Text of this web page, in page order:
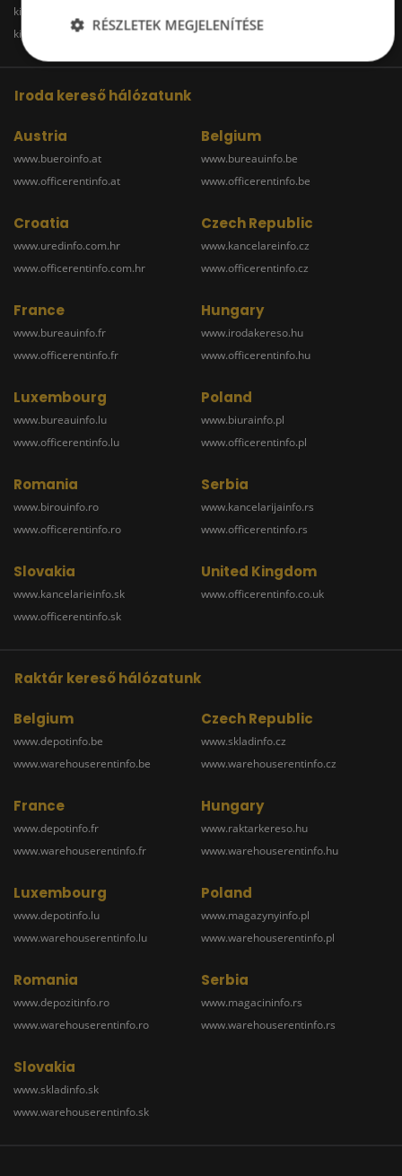
kiadoraktarbudapest.hu
kiadoraktardebrecen.hu
raktarszekesfehervar.hu
Iroda kereső hálózatunk
Austria
www.bueroinfo.at
www.officerentinfo.at
Belgium
www.bureauinfo.be
www.officerentinfo.be
Croatia
www.uredinfo.com.hr
www.officerentinfo.com.hr
Czech Republic
www.kancelareinfo.cz
www.officerentinfo.cz
France
www.bureauinfo.fr
www.officerentinfo.fr
Hungary
www.irodakereso.hu
www.officerentinfo.hu
Luxembourg
www.bureauinfo.lu
www.officerentinfo.lu
Poland
www.biurainfo.pl
www.officerentinfo.pl
Romania
www.birouinfo.ro
www.officerentinfo.ro
Serbia
www.kancelarijainfo.rs
www.officerentinfo.rs
Slovakia
www.kancelarieinfo.sk
www.officerentinfo.sk
United Kingdom
www.officerentinfo.co.uk
Raktár kereső hálózatunk
Belgium
www.depotinfo.be
www.warehouserentinfo.be
Czech Republic
www.skladinfo.cz
www.warehouserentinfo.cz
France
www.depotinfo.fr
www.warehouserentinfo.fr
Hungary
www.raktarkereso.hu
www.warehouserentinfo.hu
Luxembourg
www.depotinfo.lu
www.warehouserentinfo.lu
Poland
www.magazynyinfo.pl
www.warehouserentinfo.pl
Romania
www.depozitinfo.ro
www.warehouserentinfo.ro
Serbia
www.magacininfo.rs
www.warehouserentinfo.rs
Slovakia
www.skladinfo.sk
www.warehouserentinfo.sk
RÉSZLETEK MEGJELENÍTÉSE